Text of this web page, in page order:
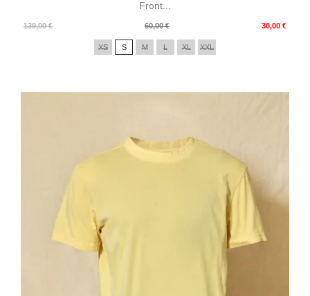
Front...
139,00 €
Prix
60,00 € 30,00 €
Prix
XS S M L XL XXL